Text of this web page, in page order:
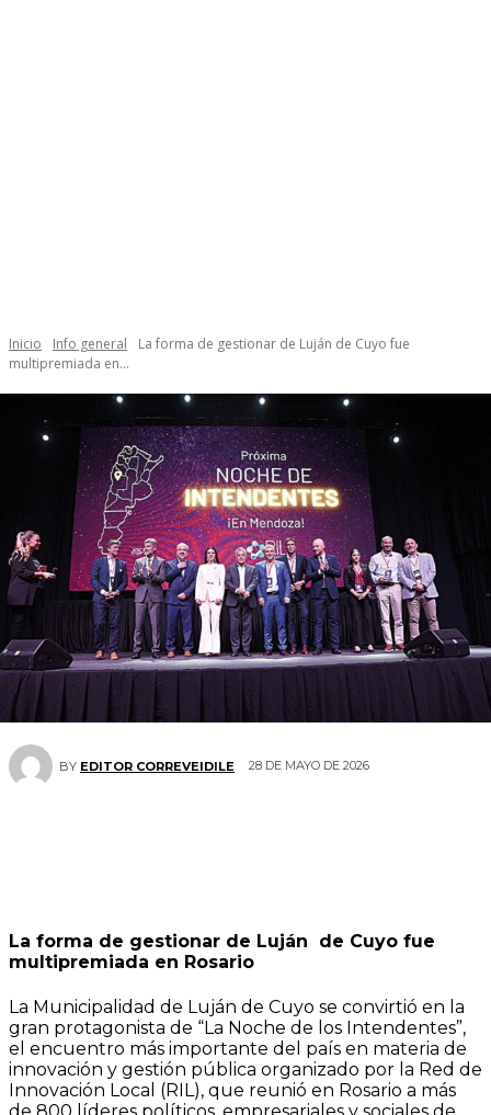
Inicio Info general
La forma de gestionar de Luján de Cuyo fue
multipremiada en...
BY EDITOR CORREVEIDILE 28 DE MAYO DE 2026
La forma de gestionar de Luján de Cuyo fue
multipremiada en Rosario
La Municipalidad de Luján de Cuyo se convirtió en la
gran protagonista de “La Noche de los Intendentes”,
el encuentro más importante del país en materia de
innovación y gestión pública organizado por la Red de
Innovación Local (RIL), que reunió en Rosario a más
de 800 líderes políticos, empresariales y sociales de